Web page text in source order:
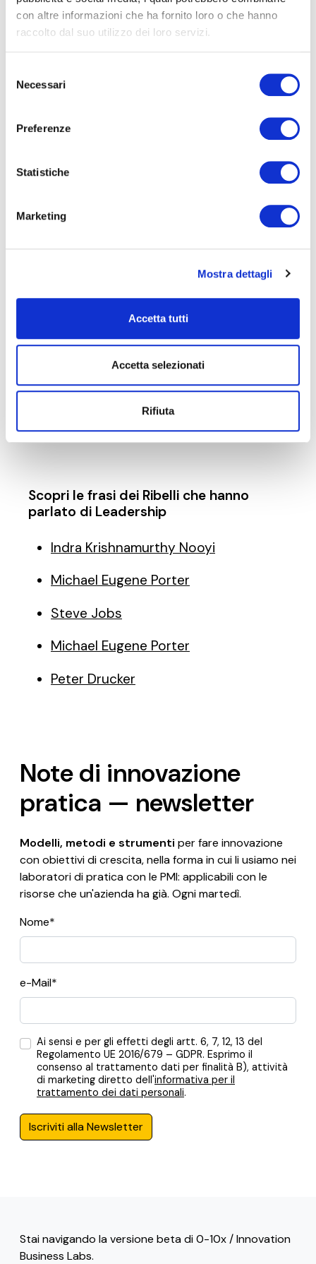
con altre informazioni che ha fornito loro o che hanno
raccolto dal suo utilizzo dei loro servizi.
delNecessari
Preferenze
Statistiche
Marketing
Mostra dettagli
Accetta tutti
Accetta selezionati
Rifiuta
–Steve Jobs
Ben fatto è meglio di ben
–Benjamin Franklin
Tu puoi rimandare, ma il tempo
I leader pensano e parlano di
soluzioni. I seguaci pensano e
parlano di problemi.
–Brian Tracy
Scopri le frasi dei Ribelli che hanno
parlato di Leadership
Indra Krishnamurthy Nooyi
Michael Eugene Porter
Steve Jobs
Michael Eugene Porter
Peter Drucker
Note di innovazione
pratica — newsletter
Modelli, metodi e strumenti per fare innovazione
con obiettivi di crescita, nella forma in cui li usiamo nei
laboratori di pratica con le PMI: applicabili con le
risorse che un'azienda ha già. Ogni martedì.
Nome*
e-Mail*
Ai sensi e per gli effetti degli artt. 6, 7, 12, 13 del
Regolamento UE 2016/679 – GDPR. Esprimo il
consenso al trattamento dati per finalità B), attività
di marketing diretto dell'informativa per il
trattamento dei dati personali.
Iscriviti alla Newsletter
Stai navigando la versione beta di 0-10x / Innovation
Business Labs.